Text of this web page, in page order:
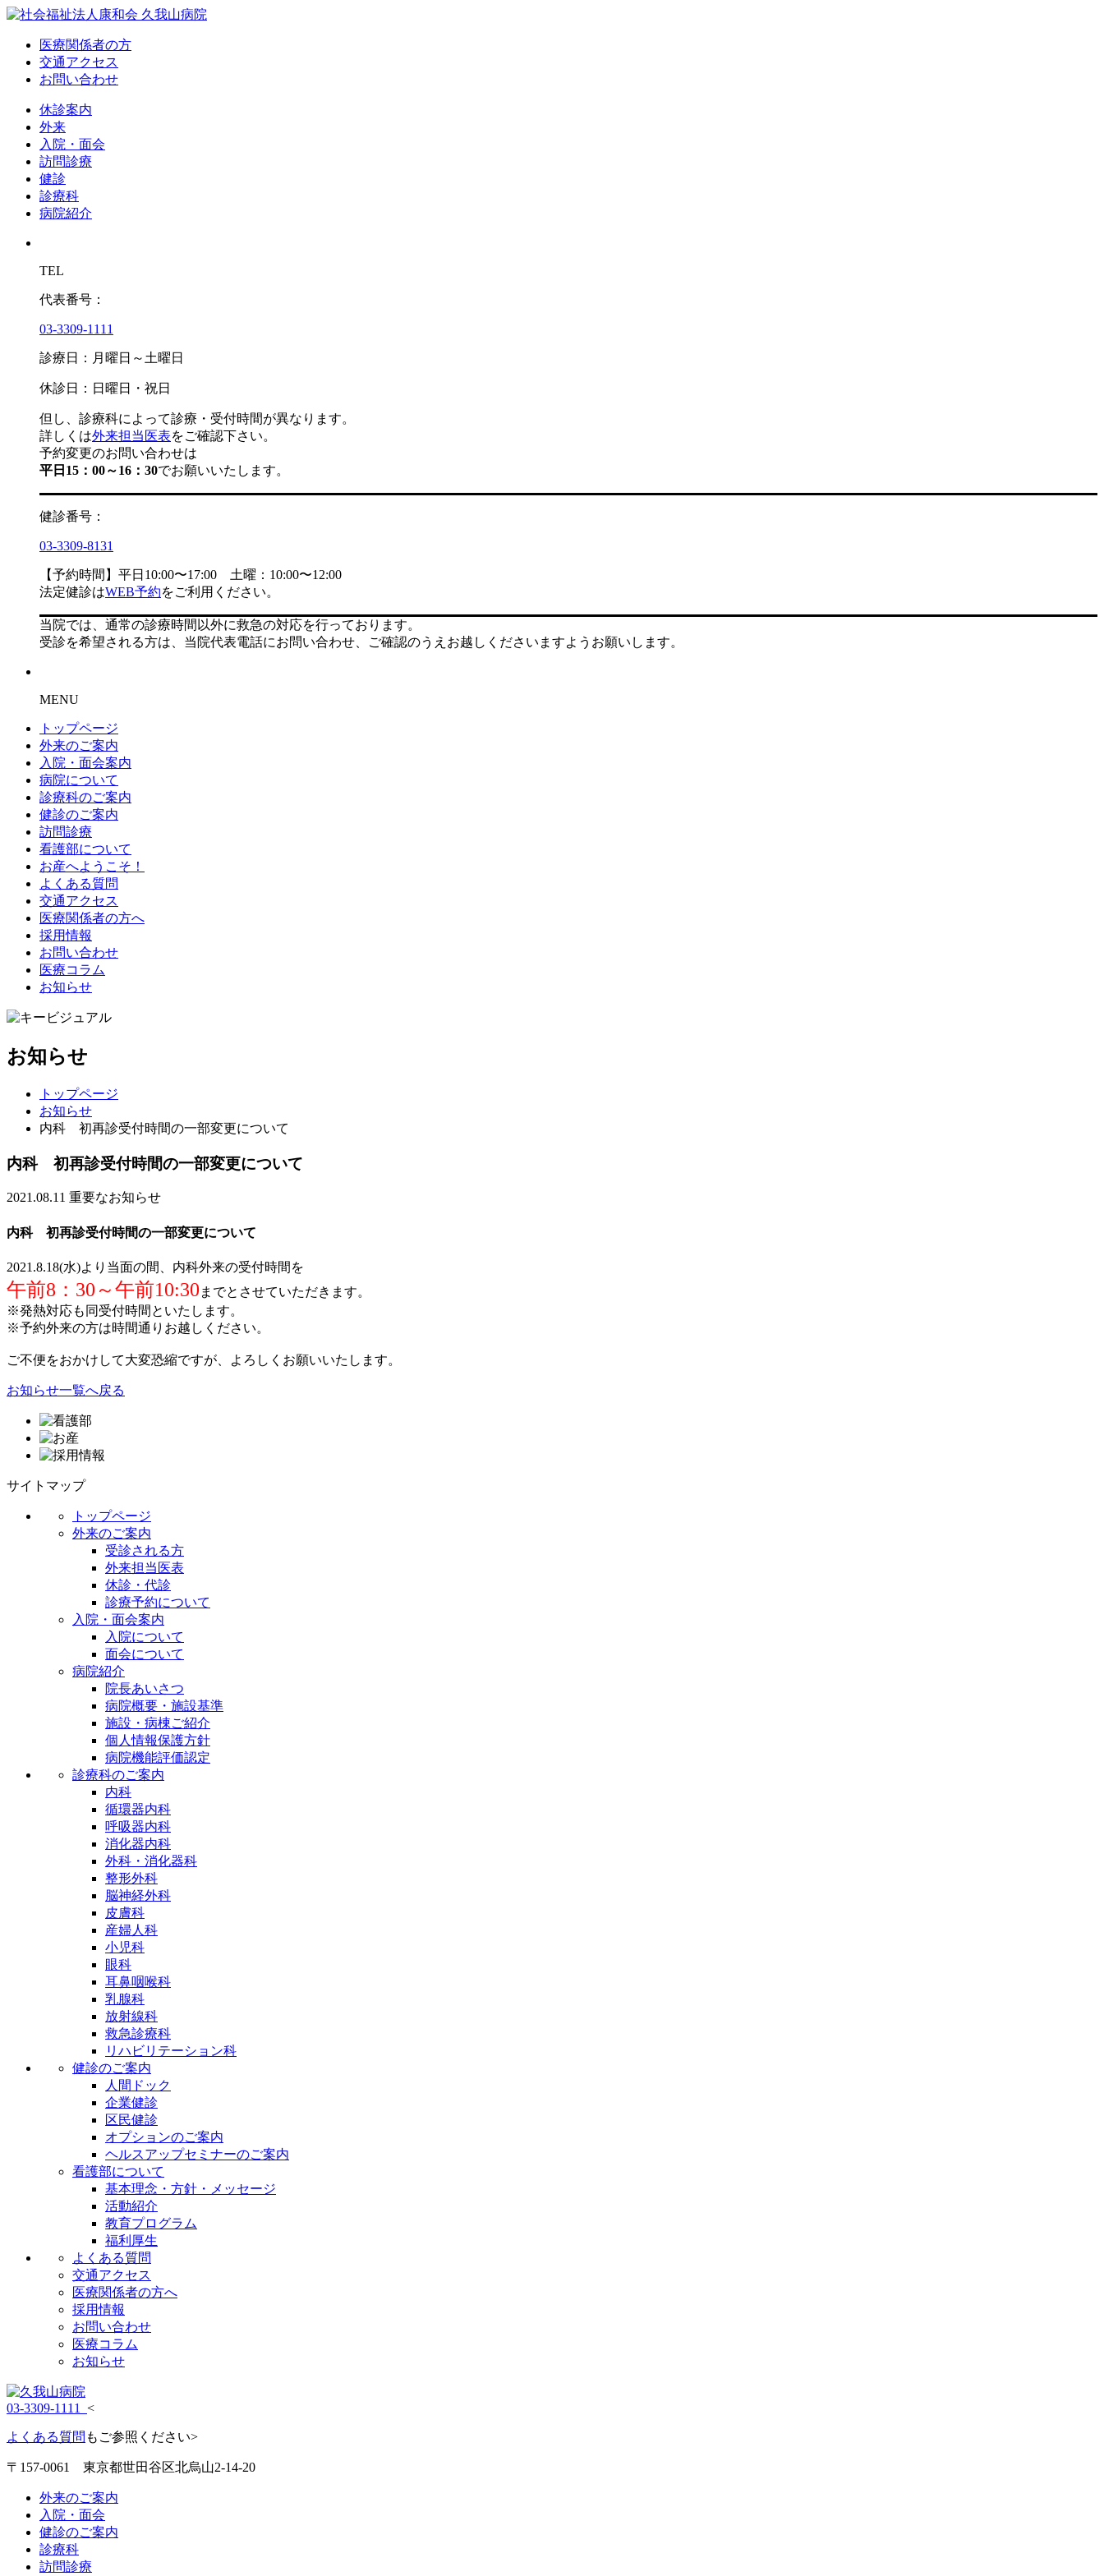
医療関係者の方
交通アクセス
お問い合わせ
休診案内
外来
入院・面会
訪問診療
健診
診療科
病院紹介
TEL
代表番号：
03-3309-1111
診療日：月曜日～土曜日
休診日：日曜日・祝日
但し、診療科によって診療・受付時間が異なります。
詳しくは外来担当医表をご確認下さい。
予約変更のお問い合わせは
平日15：00～16：30でお願いいたします。
健診番号：
03-3309-8131
【予約時間】平日10:00〜17:00 土曜：10:00〜12:00
法定健診はWEB予約をご利用ください。
当院では、通常の診療時間以外に救急の対応を行っております。
受診を希望される方は、当院代表電話にお問い合わせ、ご確認のうえお越しくださいますようお願いします。
MENU
トップページ
外来のご案内
入院・面会案内
病院について
診療科のご案内
健診のご案内
訪問診療
看護部について
お産へようこそ！
よくある質問
交通アクセス
医療関係者の方へ
採用情報
お問い合わせ
医療コラム
お知らせ
お知らせ
トップページ
お知らせ
内科 初再診受付時間の一部変更について
内科 初再診受付時間の一部変更について
2021.08.11 重要なお知らせ
内科 初再診受付時間の一部変更について
2021.8.18(水)より当面の間、内科外来の受付時間を
午前8：30～午前10:30 までとさせていただきます。
※発熱対応も同受付時間といたします。
※予約外来の方は時間通りお越しください。
ご不便をおかけして大変恐縮ですが、よろしくお願いいたします。
お知らせ一覧へ戻る
サイトマップ
トップページ
外来のご案内
受診される方
外来担当医表
休診・代診
診療予約について
入院・面会案内
入院について
面会について
病院紹介
院長あいさつ
病院概要・施設基準
施設・病棟ご紹介
個人情報保護方針
病院機能評価認定
診療科のご案内
内科
循環器内科
呼吸器内科
消化器内科
外科・消化器科
整形外科
脳神経外科
皮膚科
産婦人科
小児科
眼科
耳鼻咽喉科
乳腺科
放射線科
救急診療科
リハビリテーション科
健診のご案内
人間ドック
企業健診
区民健診
オプションのご案内
ヘルスアップセミナーのご案内
看護部について
基本理念・方針・メッセージ
活動紹介
教育プログラム
福利厚生
よくある質問
交通アクセス
医療関係者の方へ
採用情報
お問い合わせ
医療コラム
お知らせ
03-3309-1111 <
よくある質問 もご参照ください>
〒157-0061 東京都世田谷区北烏山2-14-20
外来のご案内
入院・面会
健診のご案内
診療科
訪問診療